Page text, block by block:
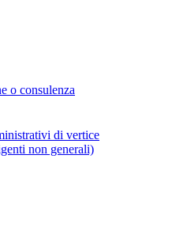
o consulenza
di vertice
non generali)